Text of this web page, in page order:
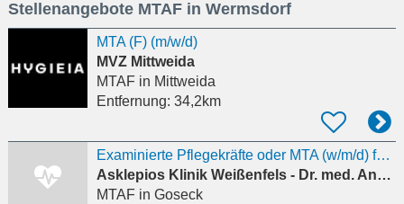
eingeben
Stellenangebote MTAF in Wermsdorf
MTA (F) (m/w/d)
MVZ Mittweida
MTAF in Mittweida
Entfernung: 34,2km
Examinierte Pflegekräfte oder MTA (w/m/d) für das Herzkatheterlabor
Asklepios Klinik Weißenfels - Dr. med. Andreas Schulz
MTAF in Goseck